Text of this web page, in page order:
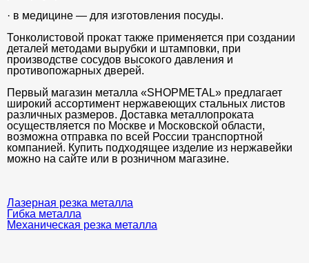
· в медицине — для изготовления посуды.
Тонколистовой прокат также применяется при создании
деталей методами вырубки и штамповки, при
производстве сосудов высокого давления и
противопожарных дверей.
Первый магазин металла «SHOPMETAL» предлагает
широкий ассортимент нержавеющих стальных листов
различных размеров. Доставка металлопроката
осуществляется по Москве и Московской области,
возможна отправка по всей России транспортной
компанией. Купить подходящее изделие из нержавейки
можно на сайте или в розничном магазине.
Лазерная резка металла
Гибка металла
Механическая резка металла